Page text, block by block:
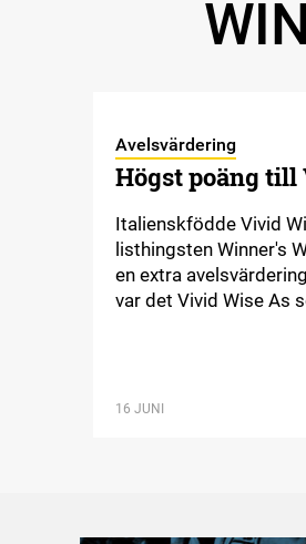
Avelsvärdering
Högst poäng till
Italienskfödde Vivid
listhingsten Winner's
en extra
var det Vivid Wise As
16 JUNI